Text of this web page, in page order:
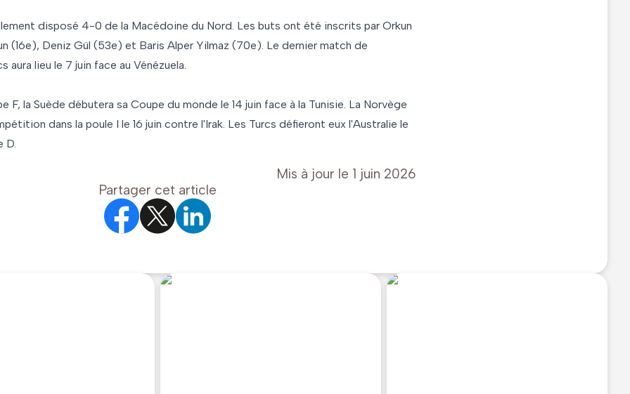
disposé 4-0 de la Macédoine du Nord. Les buts ont été inscrits par Orkun
(16e), Deniz Gül (53e) et Baris Alper Yilmaz (70e). Le dernier match de
aura lieu le 7 juin face au Vénézuela.
F, la Suède débutera sa Coupe du monde le 14 juin face à la Tunisie. La Norvège
dans la poule I le 16 juin contre l'Irak. Les Turcs défieront eux l'Australie le
D.
Mis à jour le 1 juin 2026
Partager cet article